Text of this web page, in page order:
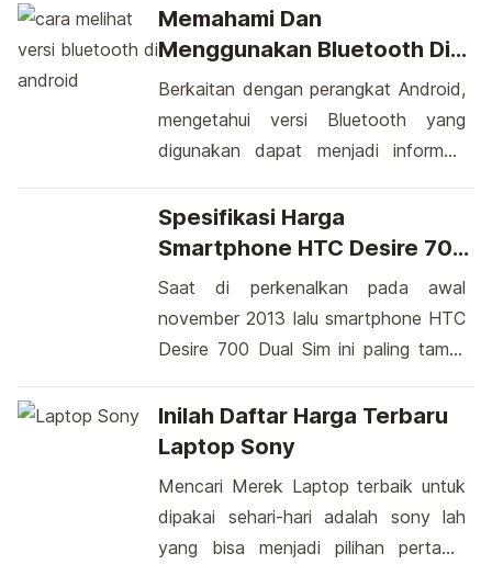
pada perangkat Android, Anda dapat
menciptakan timelapse dengan […]
lebih mudah daripada yang Anda kira.
Saat beralih dari Android ke iOS,
hal yang rumit. Namun, ada solusi
praktis untuk mengatasi tantangan ini.
Memindahkan Data dari Android ke
Memahami Dan
Menggunakan Bluetooth Di
Android Dengan Cerdas
Berkaitan dengan perangkat Android,
mengetahui versi Bluetooth yang
digunakan dapat menjadi informasi
tentang kemampuan dan
kompatibilitas perangkat Anda
Menemukan versi Bluetooth di
perangkat Android Anda cukup
sederhana. Android, sebagai sistem
berbagai perangkat, memiliki beragam
versi Bluetooth yang disematkan
dalam berbagai pembaruan […]
Spesifikasi Harga
Smartphone HTC Desire 700
Dual Sim
Saat di perkenalkan pada awal
november 2013 lalu smartphone HTC
Desire 700 Dual Sim ini paling tampil
di lengkapi prosesor Quad-core 1.2
GHz ia mampu menjalankan Android
htc pun mengkalim mampu
menjalankan Android 4.3. Tegasnya.
HTC Desire 700 dual sim inipun
Inilah Daftar Harga Terbaru
Laptop Sony
Mencari Merek Laptop terbaik untuk
dipakai sehari-hari adalah sony lah
yang bisa menjadi pilihan pertama